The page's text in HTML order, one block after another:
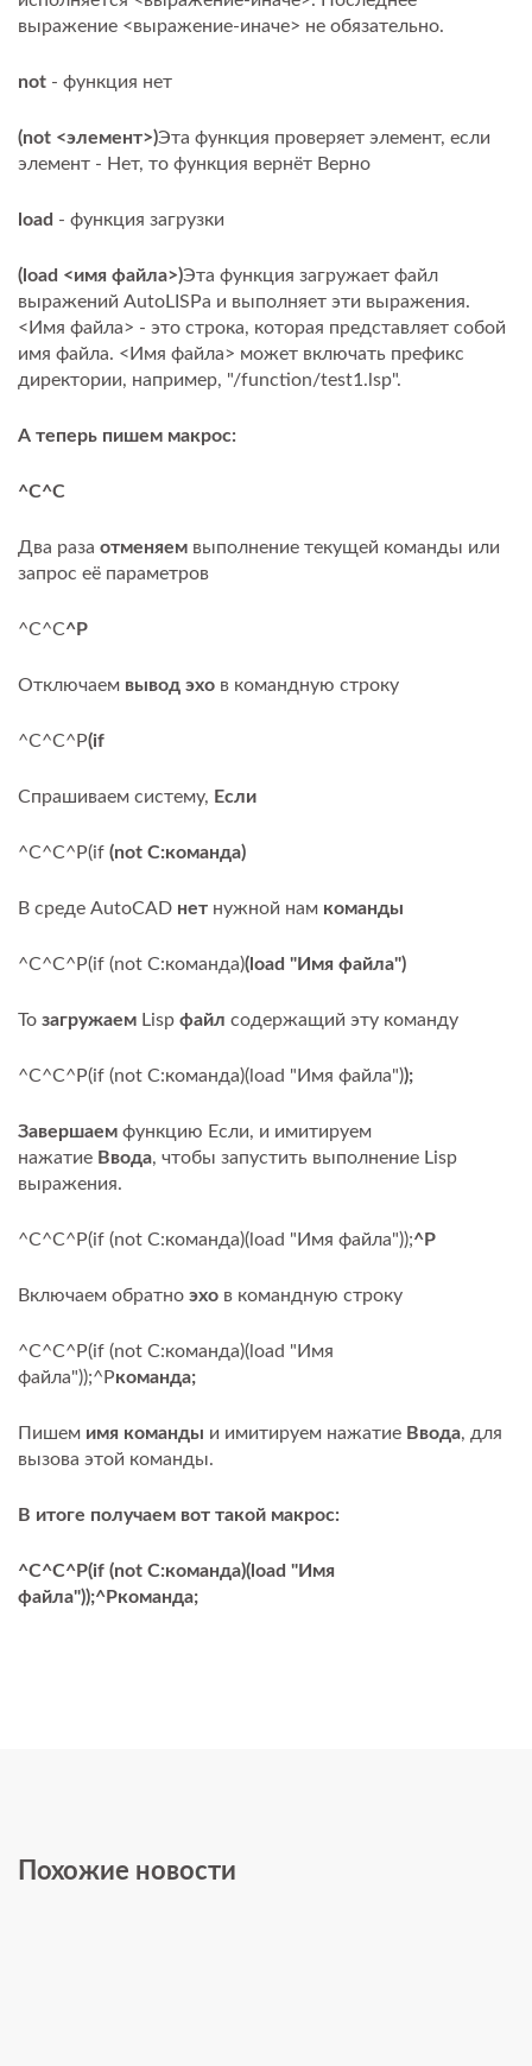
выражение <выражение-иначе> не обязательно.
not - функция нет
(not <элемент>)Эта функция проверяет элемент, если
элемент - Нет, то функция вернёт Верно
load - функция загрузки
(load <имя файла>)Эта функция загружает файл
выражений AutoLISPа и выполняет эти выражения.
<Имя файла> - это строка, которая представляет собой
имя файла. <Имя файла> может включать префикс
директории, например, "/function/test1.lsp".
А теперь пишем макрос:
^C^C
Два раза отменяем выполнение текущей команды или
запрос её параметров
^C^C^P
Отключаем вывод эхо в командную строку
^C^C^P(if
Спрашиваем систему, Если
^C^C^P(if (not С:команда)
В среде AutoCAD нет нужной нам команды
^C^C^P(if (not С:команда)(load "Имя файла")
То загружаем Lisp файл содержащий эту команду
^C^C^P(if (not С:команда)(load "Имя файла"));
Завершаем функцию Если, и имитируем
нажатие Ввода, чтобы запустить выполнение Lisp
выражения.
^C^C^P(if (not С:команда)(load "Имя файла"));^P
Включаем обратно эхо в командную строку
^C^C^P(if (not С:команда)(load "Имя
файла"));^Pкоманда;
Пишем имя команды и имитируем нажатие Ввода, для
вызова этой команды.
В итоге получаем вот такой макрос:
^C^C^P(if (not С:команда)(load "Имя
файла"));^Pкоманда;
Похожие новости